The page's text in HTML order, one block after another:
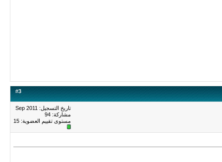
#3
تاريخ التسجيل: Sep 2011
مشاركة: 94
مستوى تقييم العضوية: 15